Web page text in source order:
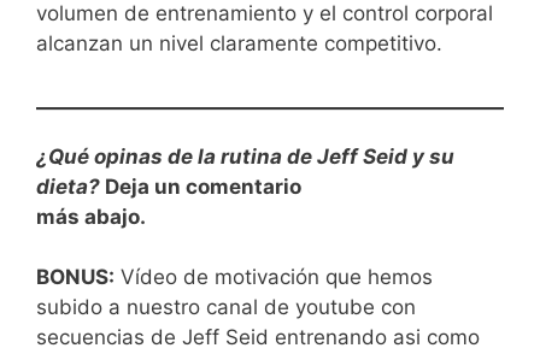
volumen de entrenamiento y el control corporal
alcanzan un nivel claramente competitivo.
¿Qué opinas de la rutina de Jeff Seid y su
dieta? Deja un comentario
más abajo.
BONUS: Vídeo de motivación que hemos
subido a nuestro canal de youtube con
secuencias de Jeff Seid entrenando asi como